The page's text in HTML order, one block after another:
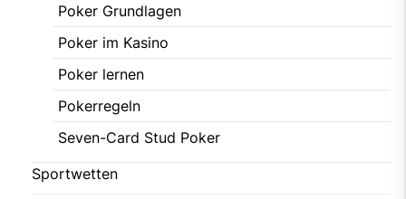
Poker Grundlagen
Poker im Kasino
Poker lernen
Pokerregeln
Seven-Card Stud Poker
Sportwetten